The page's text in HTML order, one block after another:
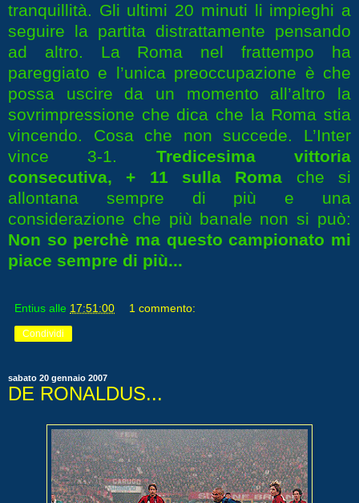
tranquillità. Gli ultimi 20 minuti li impieghi a
seguire la partita distrattamente pensando
ad altro. La Roma nel frattempo ha
pareggiato e l’unica preoccupazione è che
possa uscire da un momento all’altro la
sovrimpressione che dica che la Roma stia
vincendo. Cosa che non succede. L’Inter
vince 3-1. Tredicesima vittoria
consecutiva, + 11 sulla Roma che si
allontana sempre di più e una
considerazione che più banale non si può:
Non so perchè ma questo campionato mi
piace sempre di più...
Entius alle 17:51:00 1 commento:
Condividi
sabato 20 gennaio 2007
DE RONALDUS...